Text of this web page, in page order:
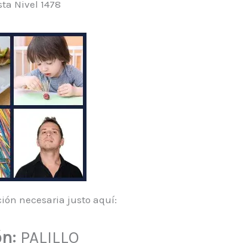
Nivel 1478
necesaria justo aquí:
PALILLO